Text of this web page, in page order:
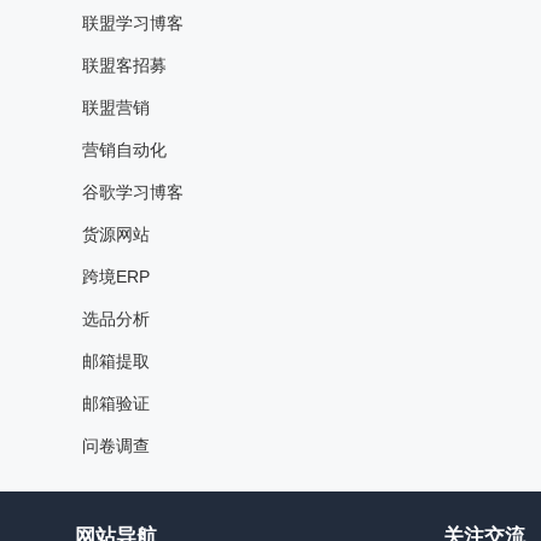
联盟学习博客
联盟客招募
联盟营销
营销自动化
谷歌学习博客
货源网站
跨境ERP
选品分析
邮箱提取
邮箱验证
问卷调查
网站导航 关注交流